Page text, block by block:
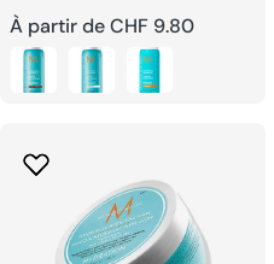
Prix
habituel
À partir de CHF 9.80